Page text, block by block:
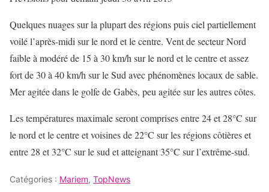
Quelques nuages sur la plupart des régions puis ciel partiellement
voilé l’après-midi sur le nord et le centre. Vent de secteur Nord
faible à modéré de 15 à 30 km/h sur le nord et le centre et assez
fort de 30 à 40 km/h sur le Sud avec phénomènes locaux de sable.
Mer agitée dans le golfe de Gabès, peu agitée sur les autres côtes.
Les températures maximale seront comprises entre 24 et 28°C sur
le nord et le centre et voisines de 22°C sur les régions côtières et
entre 28 et 32°C sur le sud et atteignant 35°C sur l’extrême-sud.
Catégories : Mariem, TopNews